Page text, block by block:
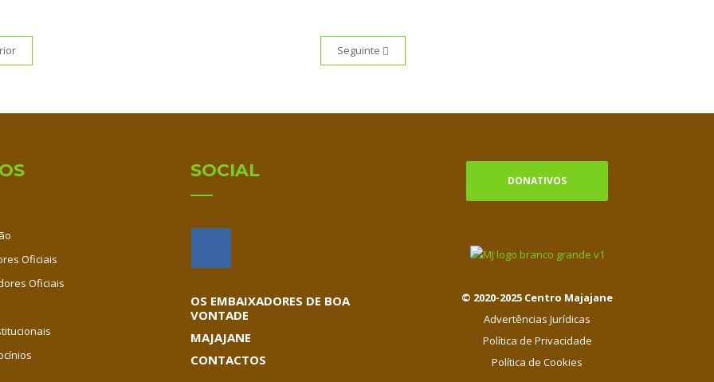
Seguinte
Oficiais
Oficiais
SOCIAL
OS EMBAIXADORES DE BOA
VONTADE
MAJAJANE
CONTACTOS
DONATIVOS
© 2020-2025 Centro Majajane
Advertências Jurídicas
Política de Privacidade
Política de Cookies